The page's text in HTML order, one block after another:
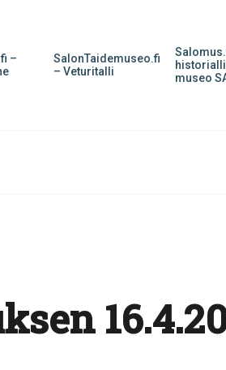
–
SalonTaidemuseo.fi
– Veturitalli
museo